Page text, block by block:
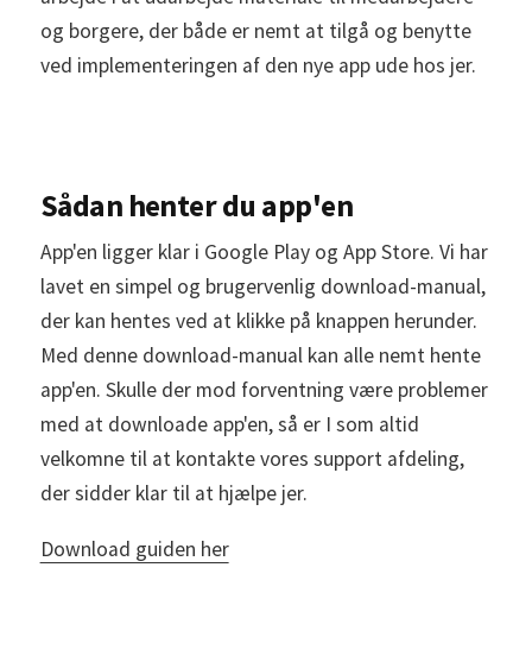
og borgere, der både er nemt at tilgå og benytte
ved implementeringen af den nye app ude hos jer.
Sådan henter du app'en
App'en ligger klar i Google Play og App Store. Vi har
lavet en simpel og brugervenlig download-manual,
der kan hentes ved at klikke på knappen herunder.
Med denne download-manual kan alle nemt hente
app'en. Skulle der mod forventning være problemer
med at downloade app'en, så er I som altid
velkomne til at kontakte vores support afdeling,
der sidder klar til at hjælpe jer.
Download guiden her